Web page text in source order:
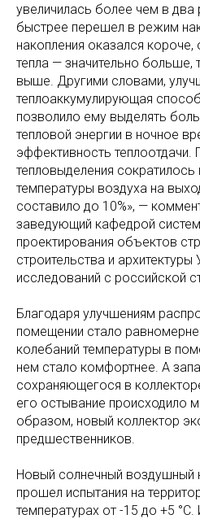
увеличилась более чем в два
быстрее перешел в режим
накопления оказался
тепла — значительно больше,
выше. Другими словами,
теплоаккумулирующая
позволило ему выделять
тепловой энергии в ночное
эффективность теплоотдачи.
тепловыделения сократилось
температуры воздуха на
составило до 10%», —
заведующий кафедрой
проектирования объектов
строительства и
исследований с российской
Благодаря улучшениям
помещении стало
колебаний температуры в
нем стало комфортнее. А
сохраняющегося в
его остывание происходило
образом, новый коллектор
предшественников.
Новый солнечный воздушный
прошел испытания на
температурах от -15 до +5